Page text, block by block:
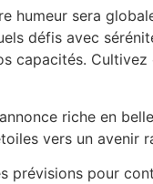
humeur sera
défis avec
capacités.
riche en
vers un avenir
prévisions pour